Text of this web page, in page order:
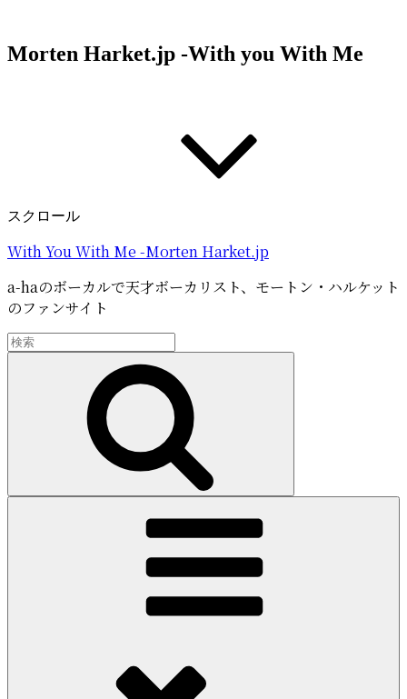
テ
Morten Harket.jp -With you With Me
スクロール
With You With Me -Morten Harket.jp
a-haのボーカルで天才ボーカリスト、モートン・ハルケット
のファンサイト
検
索: